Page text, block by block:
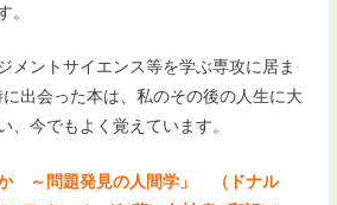
。
メントサイエンス等を学ぶ専攻に居ま
に出会った本は、私のその後の人生に大
、今でもよく覚えています。
か ～問題発見の人間学」 （ドナル